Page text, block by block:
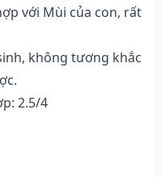
với Mùi của con, rất
không tương khắc
2.5/4